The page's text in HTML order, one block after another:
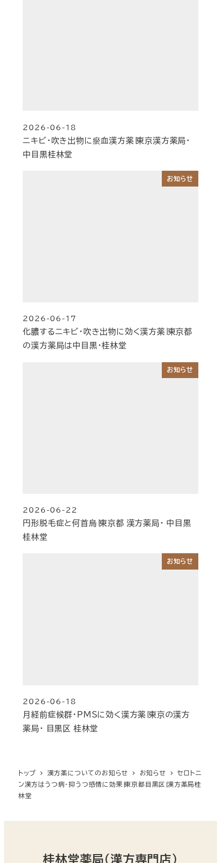
ニキビ・吹き出物に瘀血漢方薬∣東京漢方薬局・
中目黒桂林堂
投稿日
2026-06-18
お知らせ
化膿するニキビ・吹き出物に効く漢方薬∣東京都
の漢方薬局は中目黒・桂林堂
2026-06-17
お知らせ
円形脱毛症と何首烏∣東京都 漢方薬局・ 中目黒
桂林堂
2026-06-22
お知らせ
月経前症候群・PMSに効く漢方薬∣東京の漢方
薬局・ 目黒区 桂林堂
2026-06-18
トップ 漢方薬についてのお知らせ お知らせ
セロトニ
ン漢方はうつ病・抑うつ感情に効果∣東京都目黒区∣漢方薬局桂
林堂
桂林堂薬局（漢方専門店）